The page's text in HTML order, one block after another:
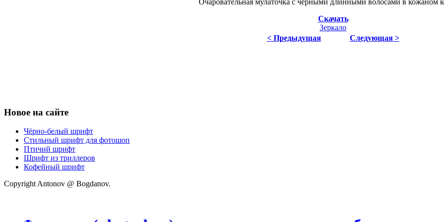
Скачать
Зеркало
< Предыдущая
Следующая >
Новое на сайте
Чёрно-белый шрифт
Стильный шрифт для фотошоп
Птичий шрифт
Шрифт из триллеров
Кофейный шрифт
Copyright Antonov @ Bogdanov.